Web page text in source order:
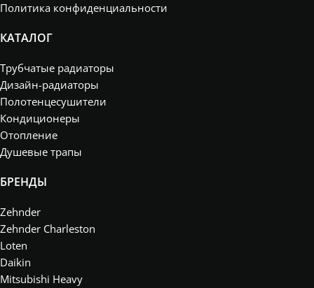
Политика конфиденциальности
КАТАЛОГ
Трубчатые радиаторы
Дизайн-радиаторы
Полотенцесушители
Кондиционеры
Отопление
Душевые трапы
БРЕНДЫ
Zehnder
Zehnder Charleston
Loten
Daikin
Mitsubishi Heavy